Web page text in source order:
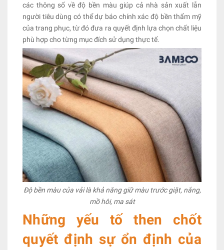
các thông số về độ bền màu giúp cả nhà sản xuất lẫn
người tiêu dùng có thể dự báo chính xác độ bền thẩm mỹ
của trang phục, từ đó đưa ra quyết định lựa chọn chất liệu
phù hợp cho từng mục đích sử dụng thực tế.
Độ bền màu của vải là khả năng giữ màu trước giặt, nắng,
mồ hôi, ma sát
Những yếu tố then chốt
quyết định sự ổn định của